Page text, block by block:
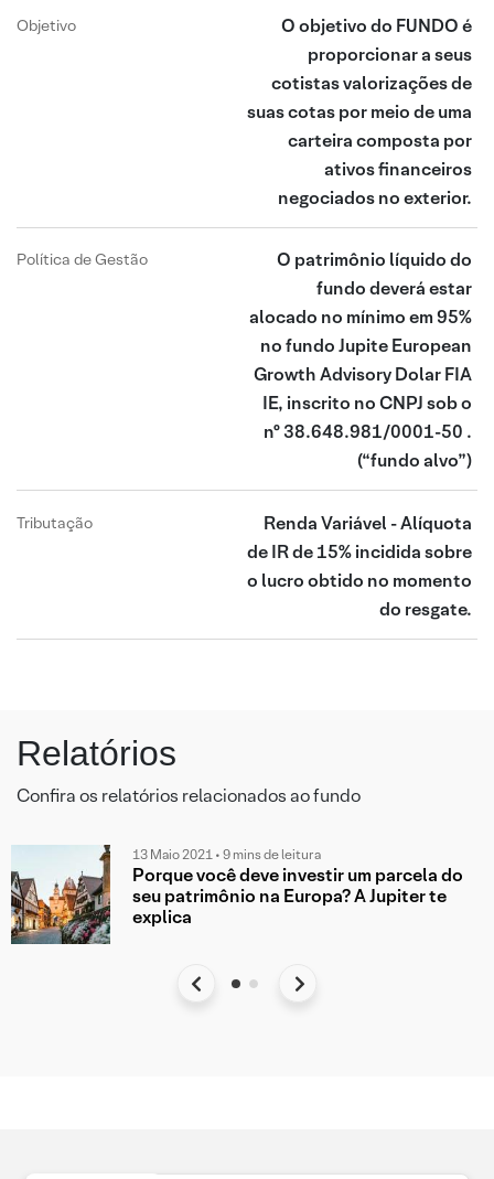
Objetivo
O objetivo do FUNDO é
proporcionar a seus
cotistas valorizações de
suas cotas por meio de uma
carteira composta por
ativos financeiros
negociados no exterior.
Política de Gestão
O patrimônio líquido do
fundo deverá estar
alocado no mínimo em 95%
no fundo Jupite European
Growth Advisory Dolar FIA
IE, inscrito no CNPJ sob o
nº 38.648.981/0001-50 .
(“fundo alvo”)
Tributação
Renda Variável - Alíquota
de IR de 15% incidida sobre
o lucro obtido no momento
do resgate.
Relatórios
Confira os relatórios relacionados ao fundo
13 Maio 2021 • 9 mins de leitura
Porque você deve investir um parcela do
seu patrimônio na Europa? A Jupiter te
explica